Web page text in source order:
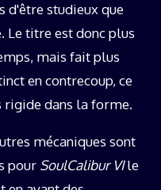
d'être studieux que
Le titre est donc plus
mais fait plus
en contrecoup, ce
rigide dans la forme.
mécaniques sont
pour SoulCalibur VIle